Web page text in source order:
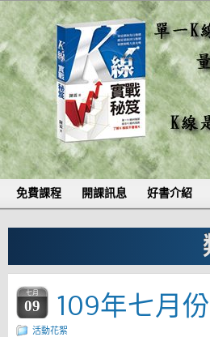
免費課程 開課訊息 好書介紹
七月
09 109年七月
活動花絮